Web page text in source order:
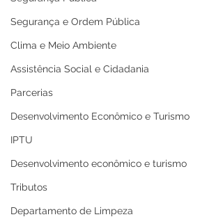
Segurança e Ordem Pública
Clima e Meio Ambiente
Assistência Social e Cidadania
Parcerias
Desenvolvimento Econômico e Turismo
IPTU
Desenvolvimento econômico e turismo
Tributos
Departamento de Limpeza